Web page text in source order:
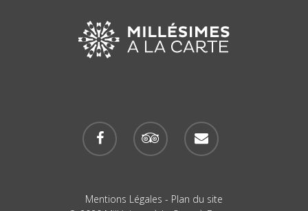
Mentions Légales - Plan du site